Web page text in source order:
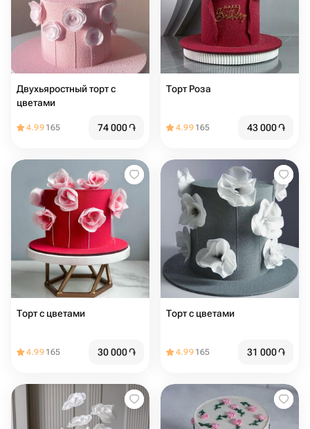
Двухьяростный торт с
цветами
4.99 165 74 000֏
Торт Роза
4.99 165 43 000֏
Торт с цветами
4.99 165 30 000֏
Торт с цветами
4.99 165 31 000֏